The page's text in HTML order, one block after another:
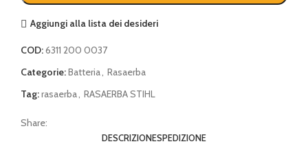
Aggiungi alla lista dei desideri
COD:6311 200 0037
Categorie:Batteria Rasaerba
Tag:rasaerba RASAERBA STIHL
Share:
DESCRIZIONESPEDIZIONE